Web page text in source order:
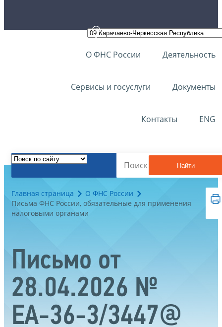
О ФНС России Деятельность
Сервисы и госуслуги Документы
Контакты ENG
Найти
Главная страница
О ФНС России
Письма ФНС России, обязательные для применения
налоговыми органами
Письмо от
28.04.2026 №
ЕА-36-3/3447@